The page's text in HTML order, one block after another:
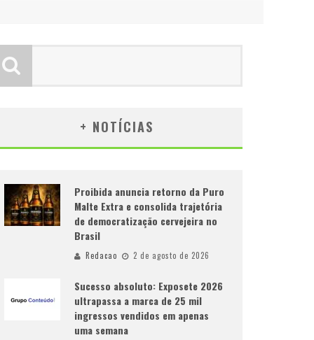
+ NOTÍCIAS
Proibida anuncia retorno da Puro
Malte Extra e consolida trajetória
de democratização cervejeira no
Brasil
Redacao 2 de agosto de 2026
Sucesso absoluto: Exposete 2026
ultrapassa a marca de 25 mil
ingressos vendidos em apenas
uma semana